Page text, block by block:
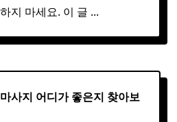
지 마세요. 이 글 ...
마사지 어디가 좋은지 찾아보